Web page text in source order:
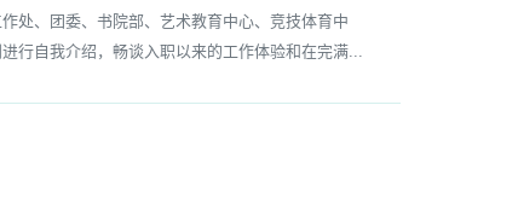
处、团委、书院部、艺术教育中心、竞技体育中
行自我介绍，畅谈入职以来的工作体验和在完满...